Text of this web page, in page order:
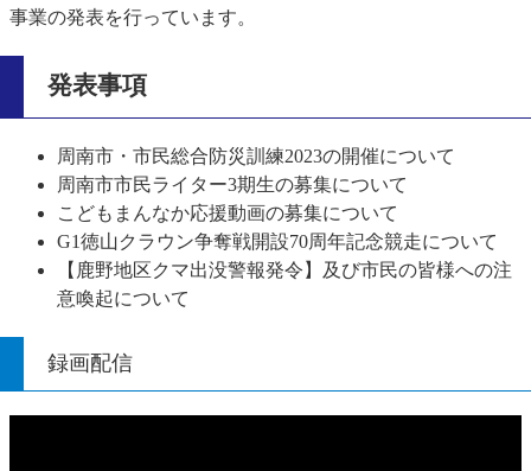
事業の発表を行っています。
発表事項
周南市・市民総合防災訓練2023の開催について
周南市市民ライター3期生の募集について
こどもまんなか応援動画の募集について
G1徳山クラウン争奪戦開設70周年記念競走について
​【鹿野地区クマ出没警報発令】及び市民の皆様への注
意喚起について
録画配信